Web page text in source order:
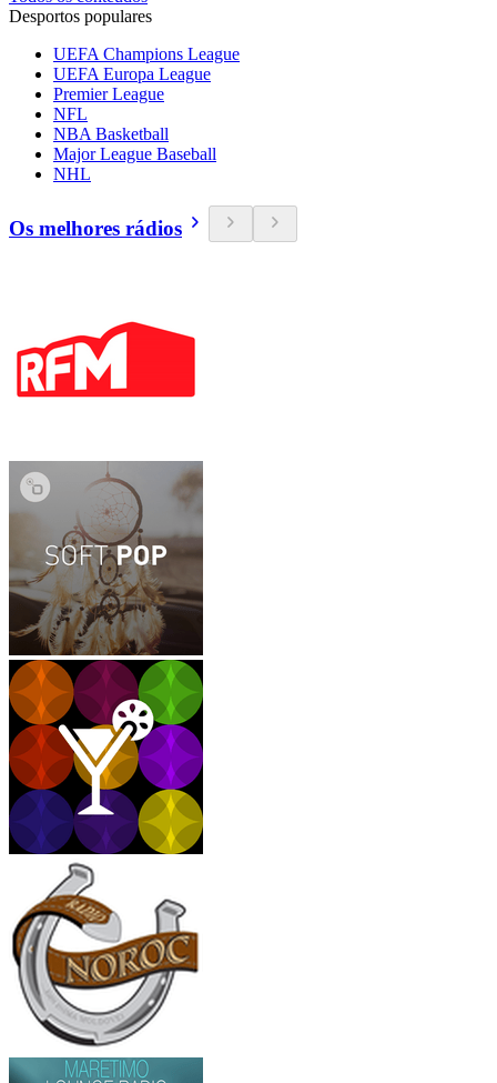
Desportos populares
UEFA Champions League
UEFA Europa League
Premier League
NFL
NBA Basketball
Major League Baseball
NHL
Os melhores rádios